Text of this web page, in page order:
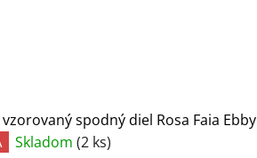
vzorovaný spodný diel Rosa Faia Ebby
Skladom (2 ks)